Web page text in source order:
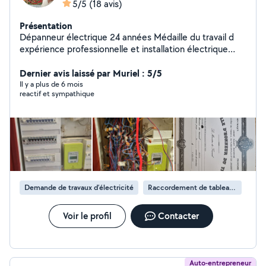
5/5 (18 avis)
Présentation
Dépanneur électrique 24 années Médaille du travail d
expérience professionnelle et installation électrique
luminaires prise de courant ext! Vérification de la terre
sur les prises de courant avec appareil de mesure
Remplacement de tableaux électriques 380volts
de contacteur heure creuse J/N 220 volt et 380 volt
Création de vmc wc et salle de bain Assurance
décennale Anglais lu écrit parlé Payment carte bleue ou
espèce
Dernier avis laissé par Muriel : 5/5
Il y a plus de 6 mois
reactif et sympathique
Demande de travaux d’électricité Raccordement de tableau électrique
Voir le profil Contacter
Auto-entrepreneur